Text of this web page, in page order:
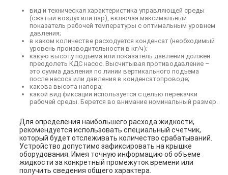
вид и техническая характеристика управляющей среды
(сжатый воздух или пар), включая максимальный
показатель рабочей температуры с оптимальным уровнем
давления;
в каком количестве расходуется конденсат (необходимый
уровень производительности в кг/ч);
какую высоту подъема или показатель давления должен
преодолеть КДС насос. Высчитывая противодавление –
это сумма давления по линии вертикального подъема
после насоса или давления в конденсатопроводе;
какова высота напора;
какой вид фиксации используется с целью перекачки
рабочей среды. Берется во внимание номинальный размер.
Для определения наибольшего расхода жидкости,
рекомендуется использовать специальный счетчик,
который будет отслеживать количество срабатываний.
Устройство допустимо зафиксировать на крышке
оборудования. Имея точную информацию об объеме
жидкости за конкретный промежуток времени или
получить сведения общего характера.